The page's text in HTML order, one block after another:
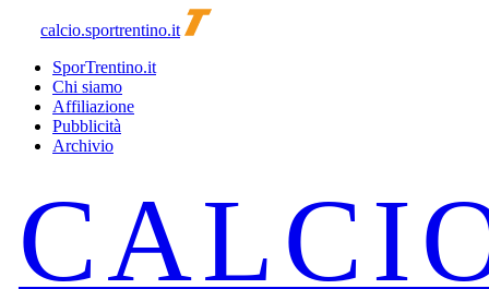
calcio.sportrentino.it
SporTrentino.it
Chi siamo
Affiliazione
Pubblicità
Archivio